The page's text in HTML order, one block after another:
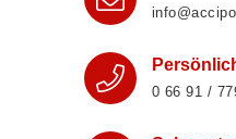
0 66 91 /